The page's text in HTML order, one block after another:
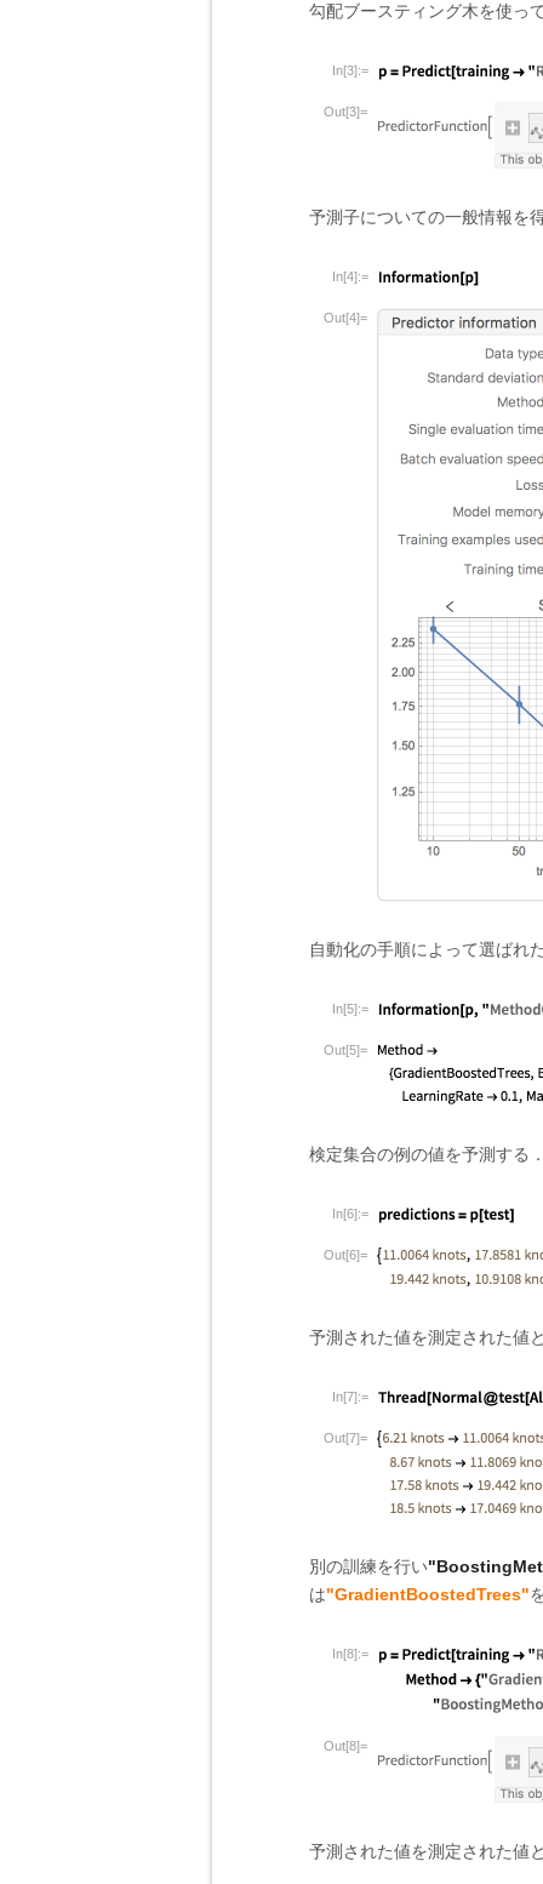
勾配ブースティング木を使っ
In[3]:=
Out[3]=
予測子についての一般情報を
In[4]:=
Out[4]=
自動化の手順によって選ばれ
In[5]:=
Out[5]=
検定集合の例の値を予測する
In[6]:=
Out[6]=
予測された値を測定された値
In[7]:=
Out[7]=
別の訓練を行い
は"GradientBoostedTrees"
In[8]:=
Out[8]=
予測された値を測定された値